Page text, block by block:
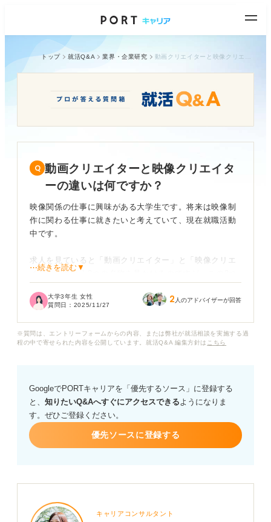
トップ 就活Q&A 業界・企業研究
動画クリエイターと映像クリエイタ
ーの違いは何ですか？
映像関係の仕事に興味がある大学生です。将来は映像制
作に関わる仕事に就きたいと考えていて、現在就職活動
中です。
求人を見ていると「動画クリエイター」と「映像クリエ
イター」という2つの名称を見かけるのですが、この2つ
YouTubeなどのWeb動画だけを専門にするのが「動画ク
もし明確な違いがあれば、それぞれの仕事で求められる
スキルやキャリアパスの違いについても詳しく知りたい
です。今後の就活の参考にしたいので、アドバイスをお
願いします。
⋯続きを読む▼
大学3年生 女性
質問日： 2025/11/27 2 人のアドバイザーが回答
※質問は、エントリーフォームからの内容、または弊社が就活相談を実施する過
程の中で寄せられた内容を公開しています。就活Q&A 編集方針は こちら
GoogleでPORTキャリアを「優先するソース」に登録する
と、 知りたいQ&Aへすぐにアクセスできるようになりま
す。ぜひご登録ください。
優先ソースに登録する
キャリアコンサルタント